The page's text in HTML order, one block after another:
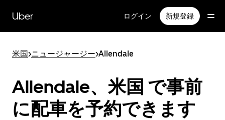
Uber ログイン 新規登録
米国>ニュージャージー>Allendale
Allendale、米国 で事前
に配車を予約できます